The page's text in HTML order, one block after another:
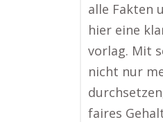
alle Fakten
hier eine
vorlag. Mit
nicht nur
faires